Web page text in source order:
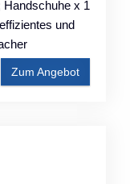
x 1
und
Zum Angebot